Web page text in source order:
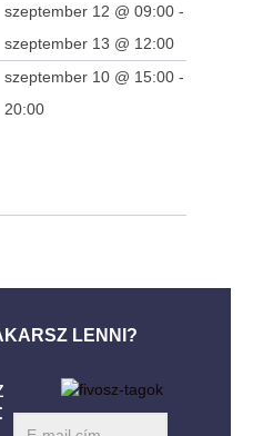
szeptember 12 @ 09:00 -
szeptember 13 @ 12:00
szeptember 10 @ 15:00 -
20:00
LENNI?